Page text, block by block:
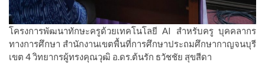
โครงการพัฒนาทักษะครูด้วยเทคโนโลยี AI สำหรับครู บุคคลากร
ทางการศึกษา สำนักงานเขตพื้นที่การศึกษาประถมศึกษากาญจนบุรี
เขต 4 วิทยากรผู้ทรงคุณวุฒิ อ.ดร.ต้นรัก ธวัชชัย สุขสีดา